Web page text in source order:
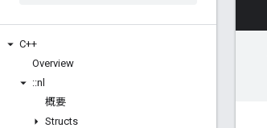
C++
Overview
::nl
概要
Structs